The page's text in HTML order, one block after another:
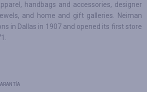
handbags and accessories, designer
and home and gift galleries. Neiman
in Dallas in 1907 and opened its first store